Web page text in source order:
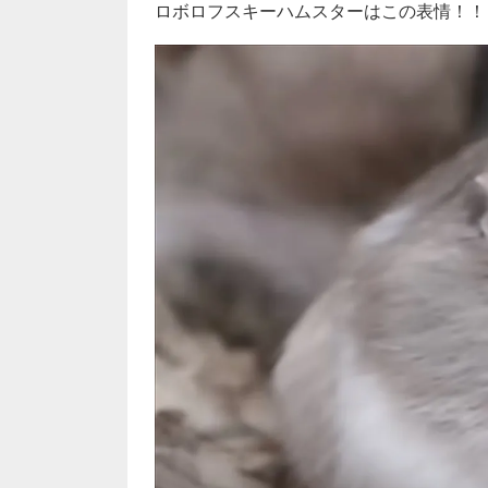
ロボロフスキーハムスターはこの表情！